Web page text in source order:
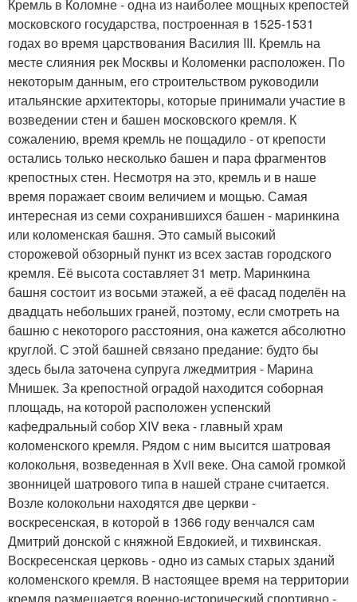
Кремль в Коломне - одна из наиболее мощных крепостей
московского государства, построенная в 1525-1531
годах во время царствования Василия III. Кремль на
месте слияния рек Москвы и Коломенки расположен. По
некоторым данным, его строительством руководили
итальянские архитекторы, которые принимали участие в
возведении стен и башен московского кремля. К
сожалению, время кремль не пощадило - от крепости
остались только несколько башен и пара фрагментов
крепостных стен. Несмотря на это, кремль и в наше
время поражает своим величием и мощью. Самая
интересная из семи сохранившихся башен - маринкина
или коломенская башня. Это самый высокий
сторожевой обзорный пункт из всех застав городского
кремля. Её высота составляет 31 метр. Маринкина
башня состоит из восьми этажей, а её фасад поделён на
двадцать небольших граней, поэтому, если смотреть на
башню с некоторого расстояния, она кажется абсолютно
круглой. С этой башней связано предание: будто бы
здесь была заточена супруга лжедмитрия - Марина
Мнишек. За крепостной оградой находится соборная
площадь, на которой расположен успенский
кафедральный собор XIV века - главный храм
коломенского кремля. Рядом с ним высится шатровая
колокольня, возведенная в Xvii веке. Она самой громкой
звонницей шатрового типа в нашей стране считается.
Возле колокольни находятся две церкви -
воскресенская, в которой в 1366 году венчался сам
Дмитрий донской с княжной Евдокией, и тихвинская.
Воскресенская церковь - одно из самых старых зданий
коломенского кремля. В настоящее время на территории
кремля размещается военно-исторический спортивно -